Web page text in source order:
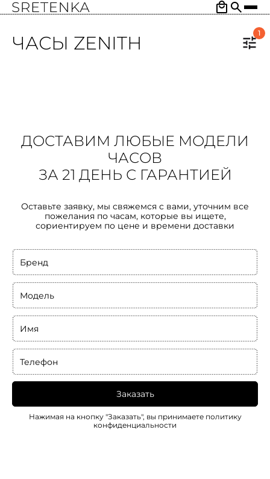
ЧАСЫ ZENITH 1
ДОСТАВИМ ЛЮБЫЕ МОДЕЛИ
ЧАСОВ
ЗА 21 ДЕНЬ С ГАРАНТИЕЙ
Оставьте заявку, мы свяжемся с вами, уточним все
пожелания по часам, которые вы ищете,
сориентируем по цене и времени доставки
Бренд
Модель
Имя
Телефон
Заказать
Нажимая на кнопку "Заказать", вы принимаете политику
конфиденциальности